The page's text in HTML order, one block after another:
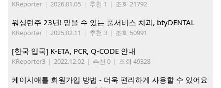
KReporter | 2026.01.05 | 추천 1 | 조회 21792
워싱턴주 23년! 믿을 수 있는 풀서비스 치과, btyDENTAL
KReporter | 2025.02.11 | 추천 3 | 조회 50991
[한국 입국] K-ETA, PCR, Q-CODE 안내
KReporter3 | 2022.12.02 | 추천 0 | 조회 49328
케이시애틀 회원가입 방법 - 더욱 편리하게 사용할 수 있어요